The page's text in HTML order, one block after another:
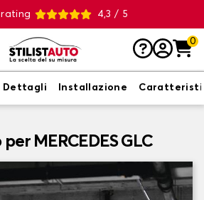
4,3 / 5
0
Dettagli Installazione
MERCEDES GLC